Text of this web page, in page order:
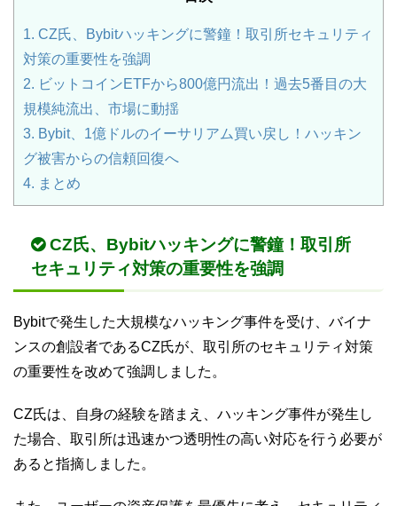
1. CZ氏、Bybitハッキングに警鐘！取引所セキュリティ
対策の重要性を強調
2. ビットコインETFから800億円流出！過去5番目の大
規模純流出、市場に動揺
3. Bybit、1億ドルのイーサリアム買い戻し！ハッキン
グ被害からの信頼回復へ
4. まとめ
CZ氏、Bybitハッキングに警鐘！取引所
セキュリティ対策の重要性を強調
Bybitで発生した大規模なハッキング事件を受け、バイナ
ンスの創設者であるCZ氏が、取引所のセキュリティ対策
の重要性を改めて強調しました。
CZ氏は、自身の経験を踏まえ、ハッキング事件が発生し
た場合、取引所は迅速かつ透明性の高い対応を行う必要が
あると指摘しました。